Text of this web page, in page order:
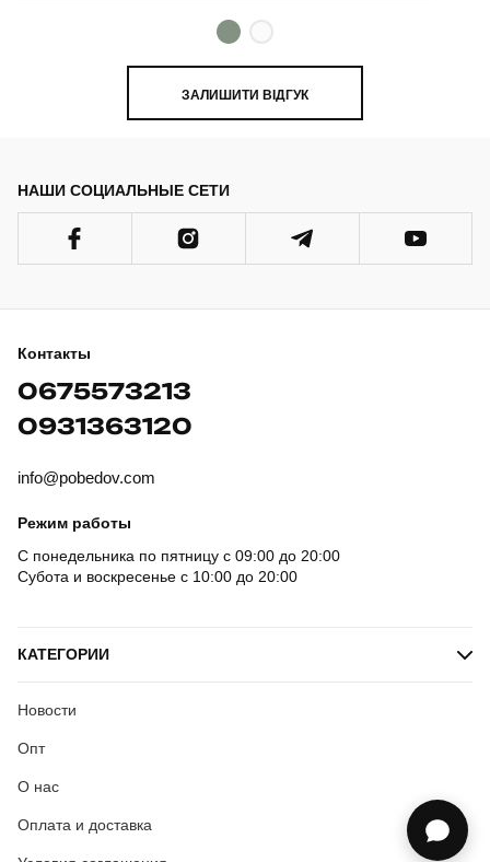
ЗАЛИШИТИ ВІДГУК
НАШИ СОЦИАЛЬНЫЕ СЕТИ
Контакты
0675573213
0931363120
info@pobedov.com
Режим работы
С понедельника по пятницу с 09:00 до 20:00
Субота и воскресенье с 10:00 до 20:00
КАТЕГОРИИ
Новости
Опт
О нас
Оплата и доставка